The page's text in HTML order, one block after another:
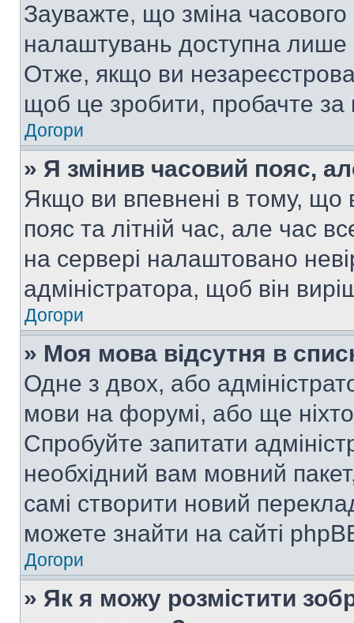
Зауважте, що зміна часового
налаштувань доступна лише
Отже, якщо ви
щоб це зробити, пробачте за
Догори
» Я змінив часовий пояс,
Якщо ви впевнені в тому, що
пояс та літній час, але час
на сервері налаштовано
адміністратора, щоб він
Догори
» Моя мова відсутня в
Одне з двох, або
мови на форумі, або ще
Спробуйте запитати
необхідний вам мовний
самі створити новий
можете знайти на сайті
Догори
» Як я можу розмістити